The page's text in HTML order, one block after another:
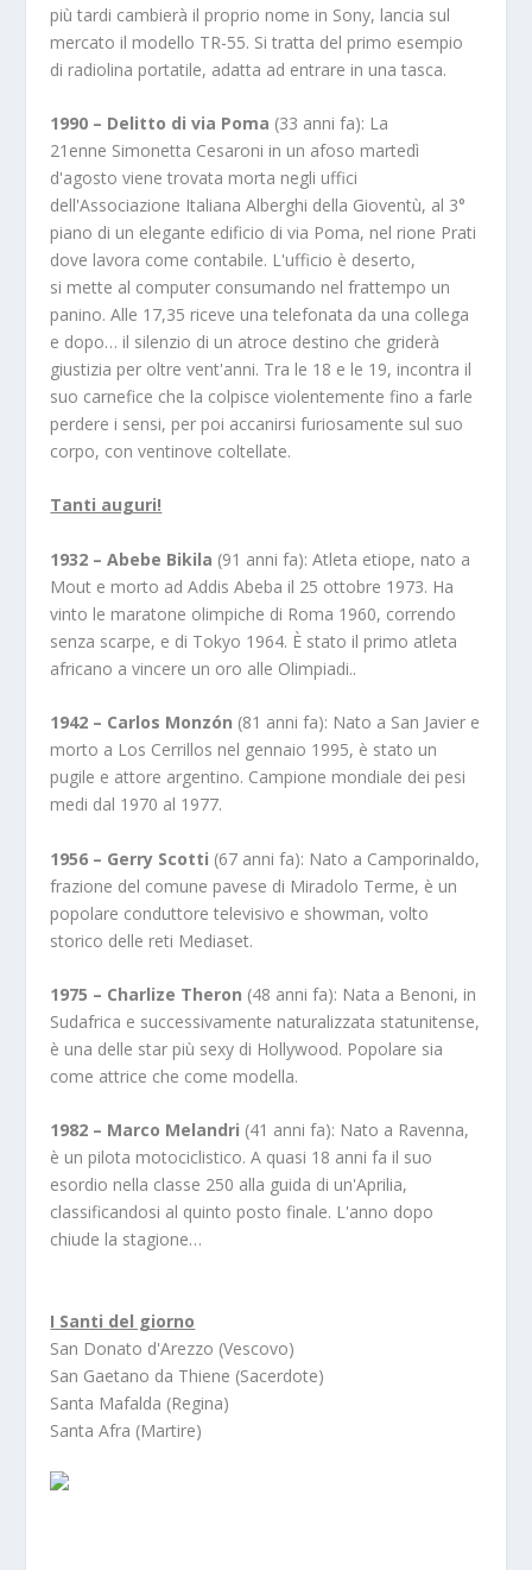
più tardi cambierà il proprio nome in Sony, lancia sul
mercato il modello TR-55. Si tratta del primo esempio
di radiolina portatile, adatta ad entrare in una tasca.
1990 – Delitto di via Poma (33 anni fa): La
21enne Simonetta Cesaroni in un afoso martedì
d'agosto viene trovata morta negli uffici
dell'Associazione Italiana Alberghi della Gioventù, al 3°
piano di un elegante edificio di via Poma, nel rione Prati
dove lavora come contabile. L'ufficio è deserto,
si mette al computer consumando nel frattempo un
panino. Alle 17,35 riceve una telefonata da una collega
e dopo… il silenzio di un atroce destino che griderà
giustizia per oltre vent'anni. Tra le 18 e le 19, incontra il
suo carnefice che la colpisce violentemente fino a farle
perdere i sensi, per poi accanirsi furiosamente sul suo
corpo, con ventinove coltellate.
Tanti auguri!
1932 – Abebe Bikila (91 anni fa): Atleta etiope, nato a
Mout e morto ad Addis Abeba il 25 ottobre 1973. Ha
vinto le maratone olimpiche di Roma 1960, correndo
senza scarpe, e di Tokyo 1964. È stato il primo atleta
africano a vincere un oro alle Olimpiadi..
1942 – Carlos Monzón (81 anni fa): Nato a San Javier e
morto a Los Cerrillos nel gennaio 1995, è stato un
pugile e attore argentino. Campione mondiale dei pesi
medi dal 1970 al 1977.
1956 – Gerry Scotti (67 anni fa): Nato a Camporinaldo,
frazione del comune pavese di Miradolo Terme, è un
popolare conduttore televisivo e showman, volto
storico delle reti Mediaset.
1975 – Charlize Theron (48 anni fa): Nata a Benoni, in
Sudafrica e successivamente naturalizzata statunitense,
è una delle star più sexy di Hollywood. Popolare sia
come attrice che come modella.
1982 – Marco Melandri (41 anni fa): Nato a Ravenna,
è un pilota motociclistico. A quasi 18 anni fa il suo
esordio nella classe 250 alla guida di un'Aprilia,
classificandosi al quinto posto finale. L'anno dopo
chiude la stagione…
I Santi del giorno
San Donato d'Arezzo (Vescovo)
San Gaetano da Thiene (Sacerdote)
Santa Mafalda (Regina)
Santa Afra (Martire)